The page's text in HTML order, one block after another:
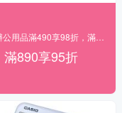
滿890享95折